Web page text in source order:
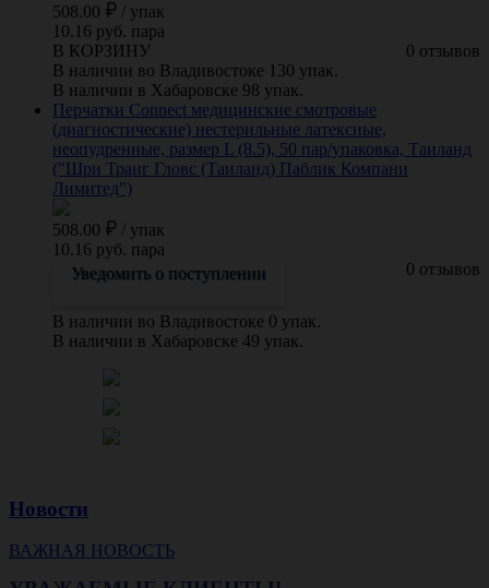
508.00 / упак
10.16 руб. пара
0 отзывов
В КОРЗИНУ
В наличии во Владивостоке 130 упак.
В наличии в Хабаровске 98 упак.
Перчатки Connect медицинские смотровые
(диагностические) нестерильные латексные,
неопудренные, размер L (8.5), 50 пар/упаковка, Таиланд
("Шри Транг Гловс (Таиланд) Паблик Компани
Лимитед")
508.00 / упак
10.16 руб. пара
0 отзывов
Уведомить о поступлении
В наличии во Владивостоке 0 упак.
В наличии в Хабаровске 49 упак.
Новости
ВАЖНАЯ НОВОСТЬ